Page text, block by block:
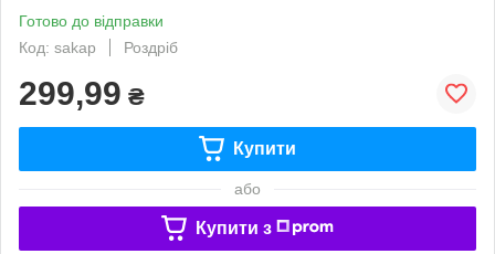
Готово до відправки
Код: sakap
Роздріб
299,99 ₴
Купити
або
Купити з